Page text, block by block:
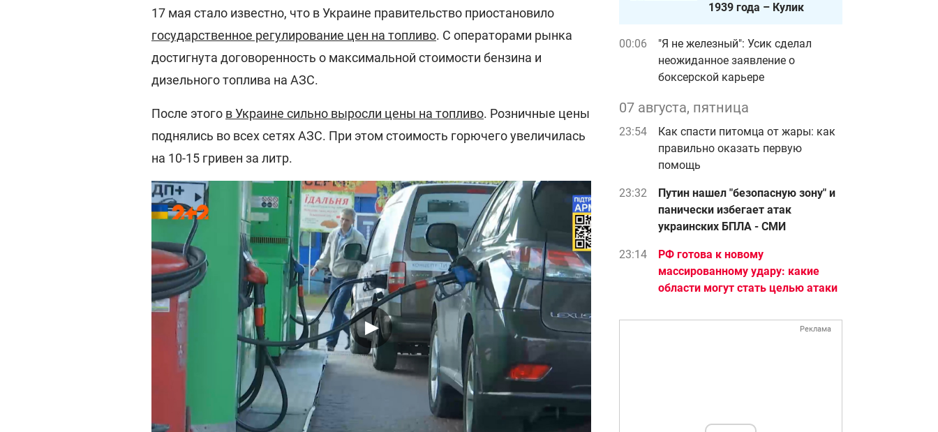
17 мая стало известно, что в Украине правительство приостановило
государственное регулирование цен на топливо. С операторами рынка
достигнута договоренность о максимальной стоимости бензина и
дизельного топлива на АЗС.
После этого в Украине сильно выросли цены на топливо. Розничные цены
поднялись во всех сетях АЗС. При этом стоимость горючего увеличилась
на 10-15 гривен за литр.
1939 года – Кулик
00:06
"Я не железный": Усик сделал
неожиданное заявление о
боксерской карьере
07 августа, пятница
23:54
Как спасти питомца от жары: как
правильно оказать первую
помощь
23:32
Путин нашел "безопасную зону" и
панически избегает атак
украинских БПЛА - СМИ
23:14
РФ готова к новому
массированному удару: какие
области могут стать целью атаки
Реклама